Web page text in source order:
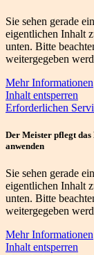
Sie sehen gerade
eigentlichen Inhalt
unten. Bitte
weitergegeben
Mehr Informationen
Inhalt entsperren
Erforderlichen
Der Meister pflegt
anwenden
Sie sehen gerade
eigentlichen Inhalt
unten. Bitte
weitergegeben
Mehr Informationen
Inhalt entsperren